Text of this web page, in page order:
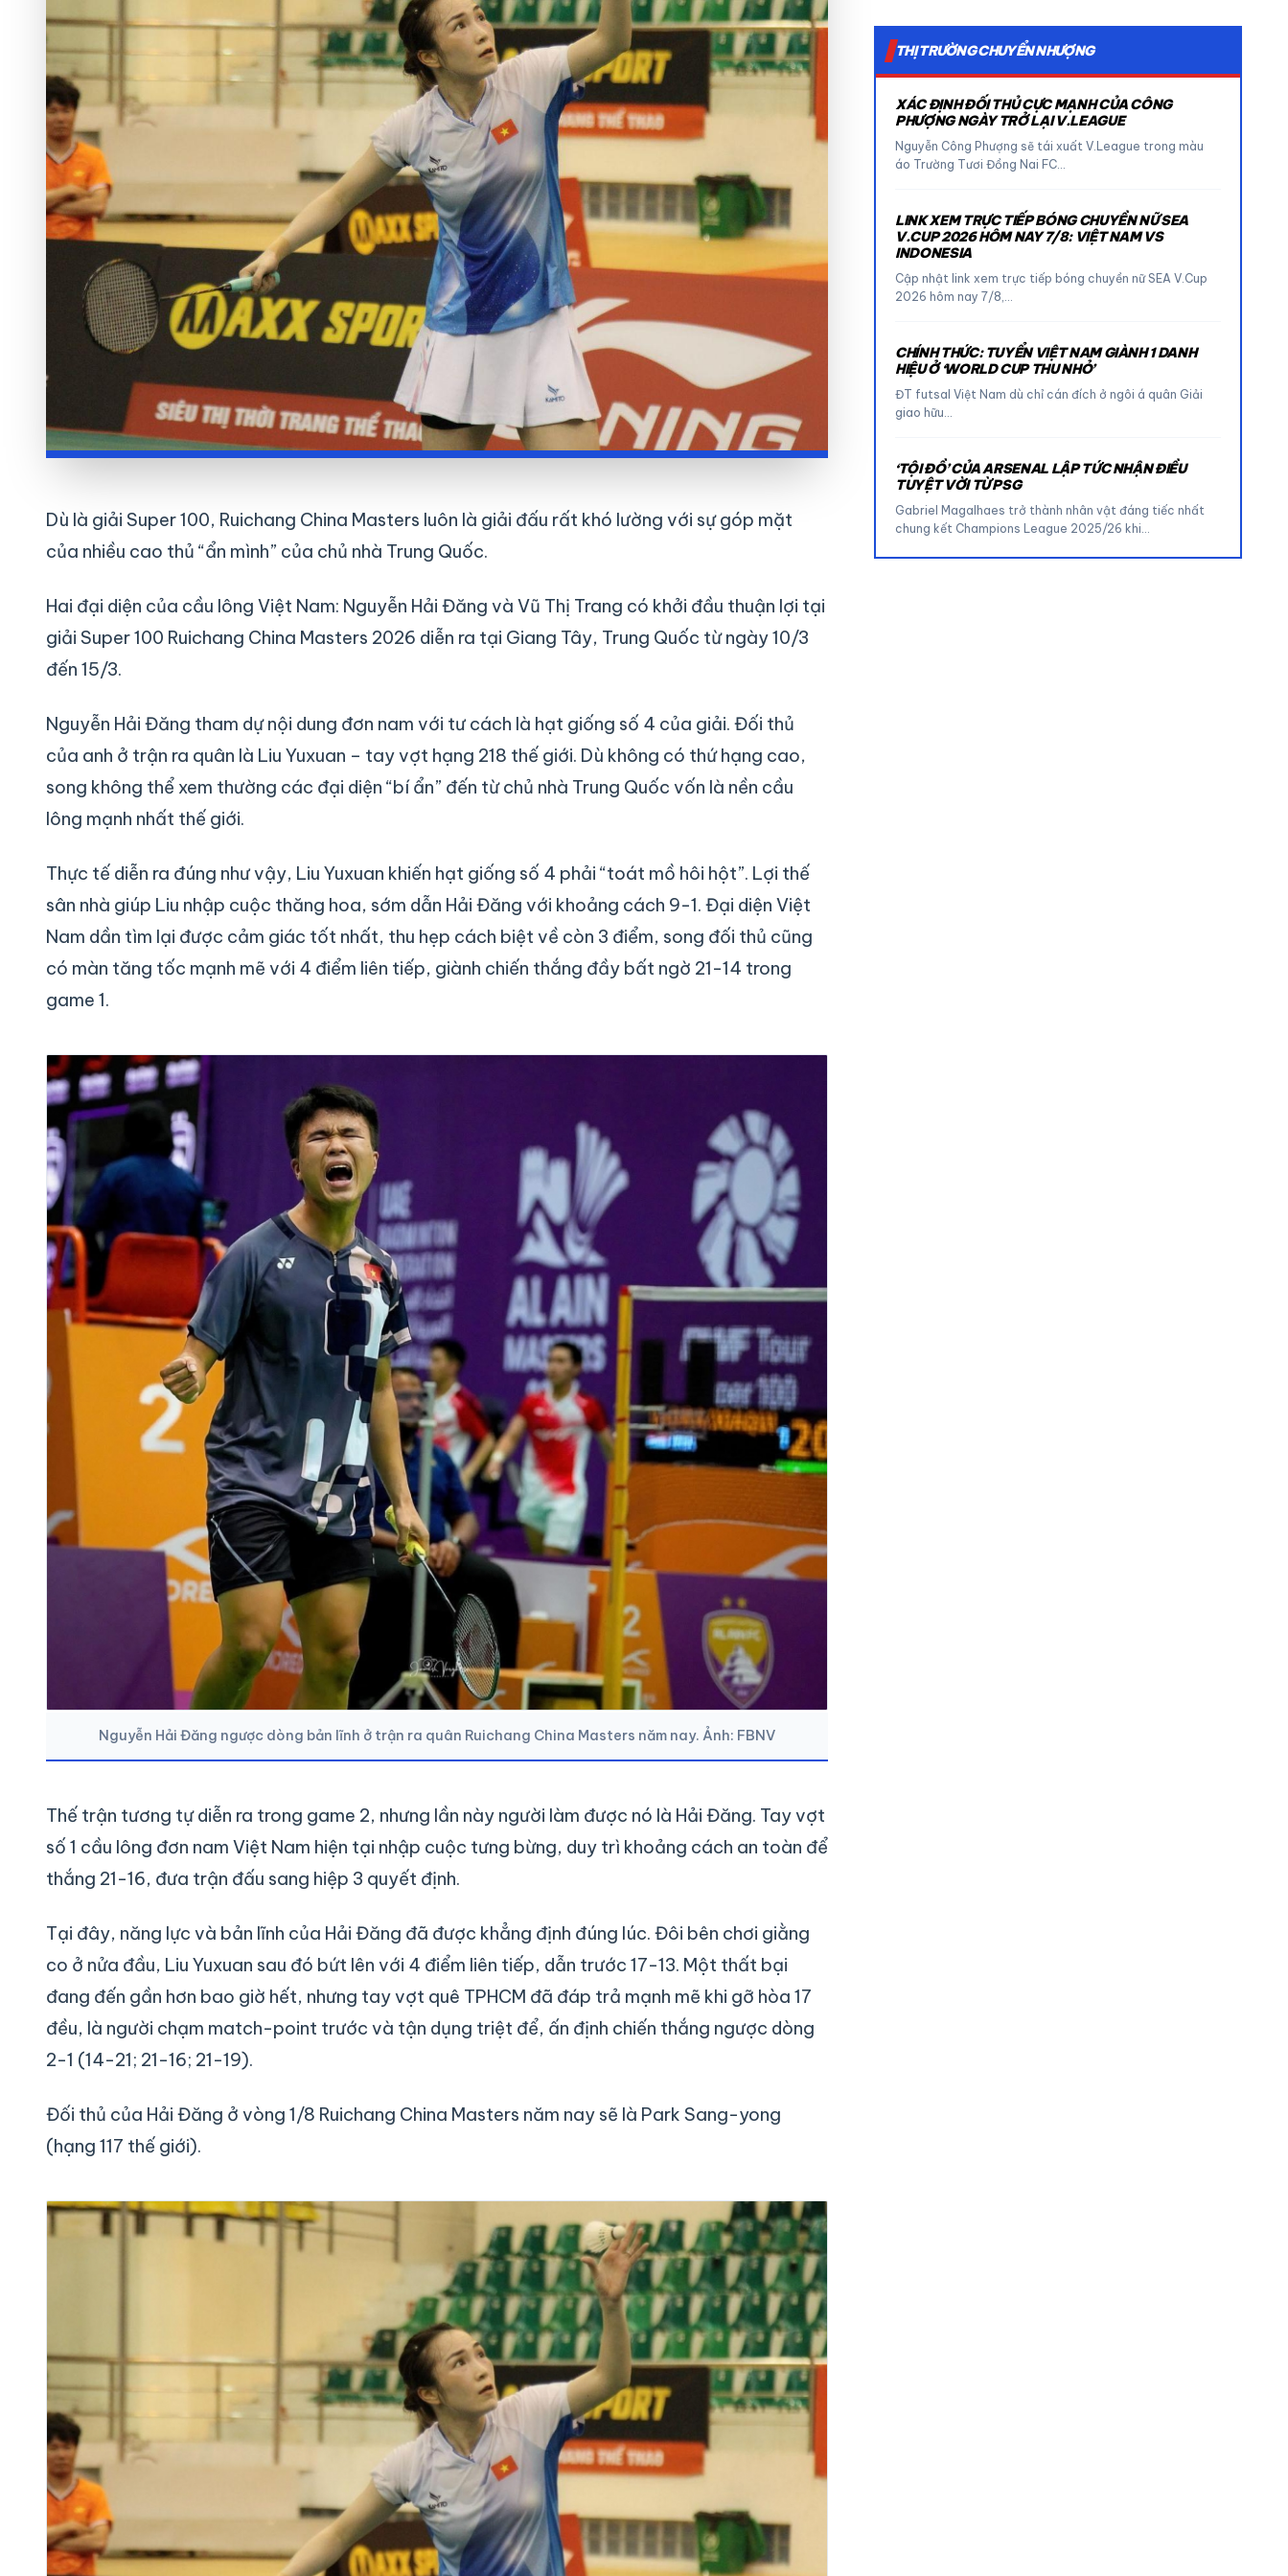
Dù là giải Super 100, Ruichang China Masters luôn là giải đấu rất khó lường với sự góp mặt
của nhiều cao thủ “ẩn mình” của chủ nhà Trung Quốc.
Hai đại diện của cầu lông Việt Nam: Nguyễn Hải Đăng và Vũ Thị Trang có khởi đầu thuận lợi tại
giải Super 100 Ruichang China Masters 2026 diễn ra tại Giang Tây, Trung Quốc từ ngày 10/3
đến 15/3.
Nguyễn Hải Đăng tham dự nội dung đơn nam với tư cách là hạt giống số 4 của giải. Đối thủ
của anh ở trận ra quân là Liu Yuxuan – tay vợt hạng 218 thế giới. Dù không có thứ hạng cao,
song không thể xem thường các đại diện “bí ẩn” đến từ chủ nhà Trung Quốc vốn là nền cầu
lông mạnh nhất thế giới.
Thực tế diễn ra đúng như vậy, Liu Yuxuan khiến hạt giống số 4 phải “toát mồ hôi hột”. Lợi thế
sân nhà giúp Liu nhập cuộc thăng hoa, sớm dẫn Hải Đăng với khoảng cách 9-1. Đại diện Việt
Nam dần tìm lại được cảm giác tốt nhất, thu hẹp cách biệt về còn 3 điểm, song đối thủ cũng
có màn tăng tốc mạnh mẽ với 4 điểm liên tiếp, giành chiến thắng đầy bất ngờ 21-14 trong
game 1.
Nguyễn Hải Đăng ngược dòng bản lĩnh ở trận ra quân Ruichang China Masters năm nay. Ảnh: FBNV
Thế trận tương tự diễn ra trong game 2, nhưng lần này người làm được nó là Hải Đăng. Tay vợt
số 1 cầu lông đơn nam Việt Nam hiện tại nhập cuộc tưng bừng, duy trì khoảng cách an toàn để
thắng 21-16, đưa trận đấu sang hiệp 3 quyết định.
Tại đây, năng lực và bản lĩnh của Hải Đăng đã được khẳng định đúng lúc. Đôi bên chơi giằng
co ở nửa đầu, Liu Yuxuan sau đó bứt lên với 4 điểm liên tiếp, dẫn trước 17-13. Một thất bại
đang đến gần hơn bao giờ hết, nhưng tay vợt quê TPHCM đã đáp trả mạnh mẽ khi gỡ hòa 17
đều, là người chạm match-point trước và tận dụng triệt để, ấn định chiến thắng ngược dòng
2-1 (14-21; 21-16; 21-19).
Đối thủ của Hải Đăng ở vòng 1/8 Ruichang China Masters năm nay sẽ là Park Sang-yong
(hạng 117 thế giới).
THỊ TRƯỜNG CHUYỂN NHƯỢNG
XÁC ĐỊNH ĐỐI THỦ CỰC MẠNH CỦA CÔNG
PHƯỢNG NGÀY TRỞ LẠI V.LEAGUE
Nguyễn Công Phượng sẽ tái xuất V.League trong màu
áo Trường Tươi Đồng Nai FC…
LINK XEM TRỰC TIẾP BÓNG CHUYỀN NỮ SEA
V.CUP 2026 HÔM NAY 7/8: VIỆT NAM VS
INDONESIA
Cập nhật link xem trực tiếp bóng chuyền nữ SEA V.Cup
2026 hôm nay 7/8,…
CHÍNH THỨC: TUYỂN VIỆT NAM GIÀNH 1 DANH
HIỆU Ở ‘WORLD CUP THU NHỎ’
ĐT futsal Việt Nam dù chỉ cán đích ở ngôi á quân Giải
giao hữu…
‘TỘI ĐỒ’ CỦA ARSENAL LẬP TỨC NHẬN ĐIỀU
TUYỆT VỜI TỪ PSG
Gabriel Magalhaes trở thành nhân vật đáng tiếc nhất
chung kết Champions League 2025/26 khi…